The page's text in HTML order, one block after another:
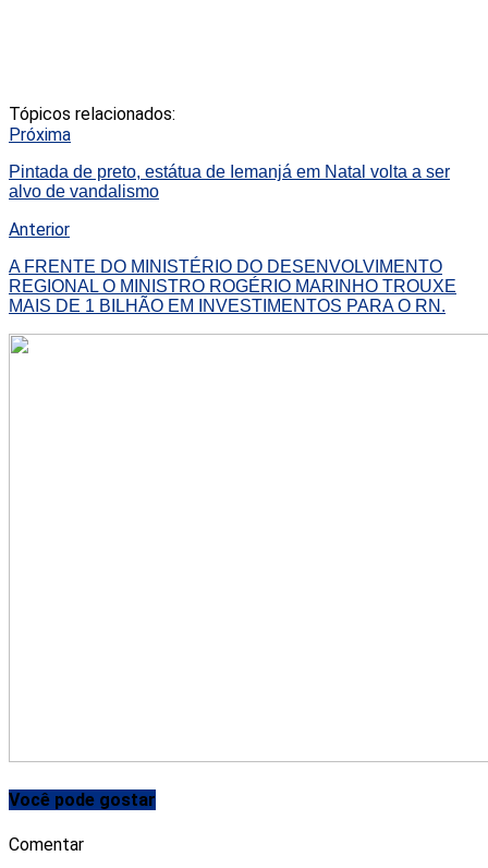
Tópicos relacionados:
Próxima
Pintada de preto, estátua de Iemanjá em Natal volta a ser
alvo de vandalismo
Anterior
A FRENTE DO MINISTÉRIO DO DESENVOLVIMENTO
REGIONAL O MINISTRO ROGÉRIO MARINHO TROUXE
MAIS DE 1 BILHÃO EM INVESTIMENTOS PARA O RN.
Você pode gostar
Comentar